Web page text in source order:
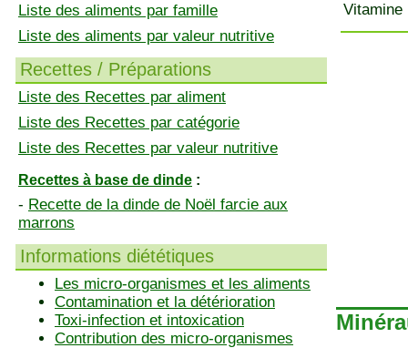
Liste des aliments par famille
Liste des aliments par valeur nutritive
Recettes / Préparations
Liste des Recettes par aliment
Liste des Recettes par catégorie
Liste des Recettes par valeur nutritive
Recettes à base de dinde :
- Recette de la dinde de Noël farcie aux
marrons
Informations diététiques
Les micro-organismes et les aliments
Contamination et la détérioration
Toxi-infection et intoxication
Contribution des micro-organismes
Vitamine